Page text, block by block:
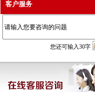
客户服务
您还可输入30字